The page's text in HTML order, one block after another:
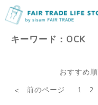
キーワード：OCK
おすすめ順
前のページ
1 2